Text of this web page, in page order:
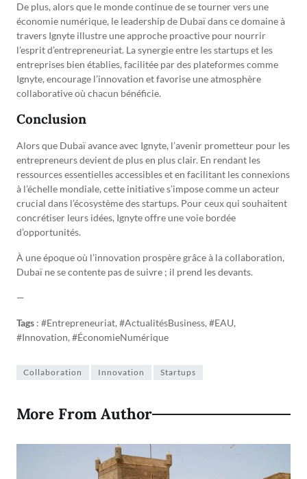
De plus, alors que le monde continue de se tourner vers une
économie numérique, le leadership de Dubaï dans ce domaine à
travers Ignyte illustre une approche proactive pour nourrir
l’esprit d’entrepreneuriat. La synergie entre les startups et les
entreprises bien établies, facilitée par des plateformes comme
Ignyte, encourage l’innovation et favorise une atmosphère
collaborative où chacun bénéficie.
Conclusion
Alors que Dubaï avance avec Ignyte, l’avenir prometteur pour les
entrepreneurs devient de plus en plus clair. En rendant les
ressources essentielles accessibles et en facilitant les connexions
à l’échelle mondiale, cette initiative s’impose comme un acteur
crucial dans l’écosystème des startups. Pour ceux qui souhaitent
concrétiser leurs idées, Ignyte offre une voie bordée
d’opportunités.
À une époque où l’innovation prospère grâce à la collaboration,
Dubaï ne se contente pas de suivre ; il prend les devants.
—
Tags : #Entrepreneuriat, #ActualitésBusiness, #EAU,
#Innovation, #ÉconomieNumérique
Collaboration Innovation Startups
More From Author